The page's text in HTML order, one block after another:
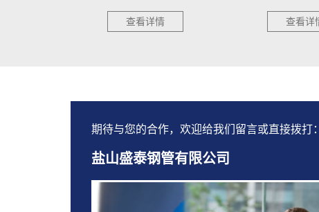
查看详情
期待与您的合作，欢迎给我们留言或直接拨打：
盐山盛泰钢管有限公司